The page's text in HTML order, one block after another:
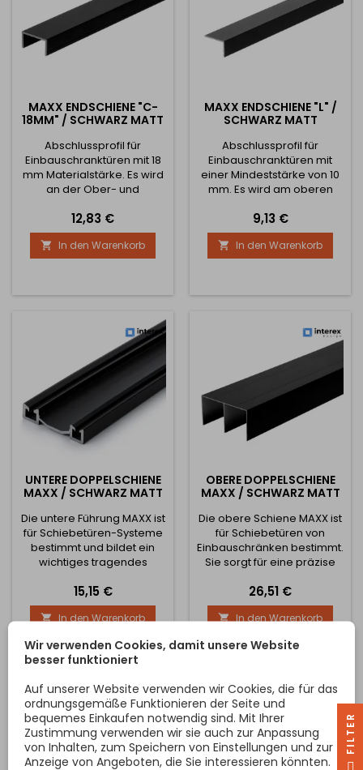
MAXX ENDSCHIENE "C-
18MM" / SCHWARZ MATT
Abschlussprofil für
Einbauschranktüren mit 18
mm Materialstärke. Es wird
an der Ober- und
verwendet, um das Design
der Tür mit den Profilen
abzustimmen und die
Kante der Spanplatte nicht
ist es nicht notwendig, die
Preis
12,83 €
 In den Warenkorb
MAXX ENDSCHIENE "L" /
SCHWARZ MATT
Abschlussprofil für
Einbauschranktüren mit
einer Mindeststärke von 10
mm. Es wird am oberen
verwendet, damit das
Design der Tür mit den
Profilen übereinstimmt und
die Kante der Spanplatte
gleichzeitig ist es nicht
abzustreifen.
Preis
9,13 €
 In den Warenkorb
UNTERE DOPPELSCHIENE
MAXX / SCHWARZ MATT
Die untere Führung MAXX ist
für Schiebetüren-Systeme
bestimmt und bildet ein
wichtiges tragendes
Schiebemechanismus. Sie
dient zur präzisen Führung
der Türen und trägt
– daher ist es unerlässlich,
dass sie auf einem ebenen,
Untergrund montiert wird,
der ein Durchbiegen oder
eine...
Preis
15,15 €
 In den Warenkorb
OBERE DOPPELSCHIENE
MAXX / SCHWARZ MATT
Die obere Schiene MAXX ist
für Schiebetüren von
Einbauschränken bestimmt.
Sie sorgt für eine präzise
und gewährleistet dank
ihrer robusten Konstruktion
langfristige Stabilität und
gesamten Systems.
mm 2900 mm 3800 mm
Profilbreite: 75 mm
Profilhöhe:...
Preis
26,51 €
 In den Warenkorb
Wir verwenden Cookies, damit unsere Website
besser funktioniert
Auf unserer Website verwenden wir Cookies, die für das
ordnungsgemäße Funktionieren der Seite und
bequemes Einkaufen notwendig sind. Mit Ihrer
Zustimmung verwenden wir sie auch zur Anpassung
von Inhalten, zum Speichern von Einstellungen und zur
Anzeige von Angeboten, die Sie interessieren könnten.
R